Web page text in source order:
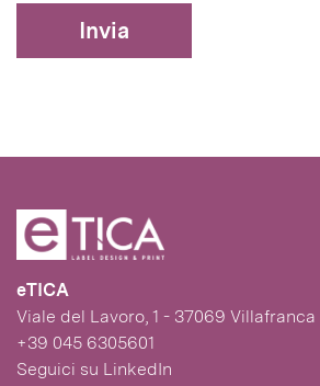
Invia
eTICA
Viale del Lavoro, 1 - 37069 Villafranca
+39 045 6305601
Seguici su LinkedIn